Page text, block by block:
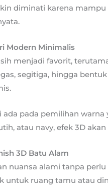
diminati karena
Modern Minimalis
menjadi favorit,
segitiga, hingga
pada pemilihan warna
atau navy, efek 3D
3D Batu Alam
nuansa alami tanpa
untuk ruang tamu atau